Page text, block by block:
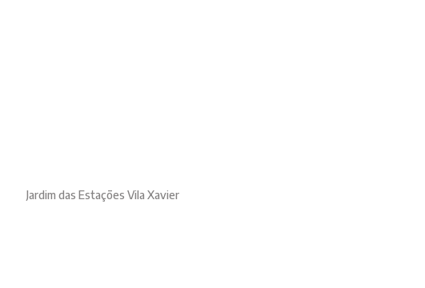
Jardim das Estações Vila Xavier